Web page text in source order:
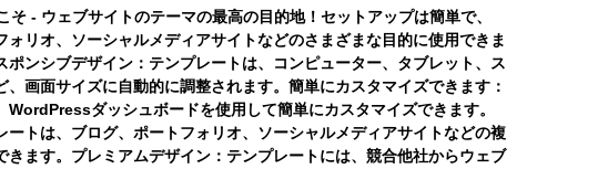
- ウェブサイトのテーマの最高の目的地！セットアップは簡単で、
ォリオ、ソーシャルメディアサイトなどのさまざまな目的に使用できま
ポンシブデザイン：テンプレートは、コンピューター、タブレット、ス
、画面サイズに自動的に調整されます。簡単にカスタマイズできます：
WordPressダッシュボードを使用して簡単にカスタマイズできます。
ートは、ブログ、ポートフォリオ、ソーシャルメディアサイトなどの複
きます。プレミアムデザイン：テンプレートには、競合他社からウェブ